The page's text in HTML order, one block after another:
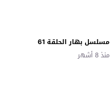
مسلسل بهار الحلقة 61
منذ 8 أشهر